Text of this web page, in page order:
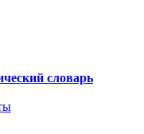
словарь